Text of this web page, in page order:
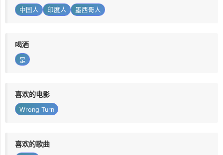
中国人 印度人 墨西哥人
喝酒
是
喜欢的电影
Wrong Turn
喜欢的歌曲